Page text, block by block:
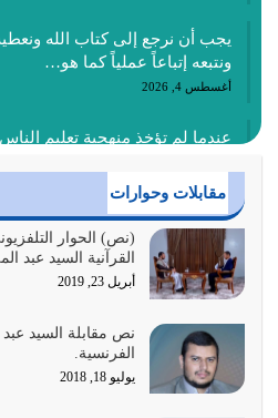
يجب أن نرجع إلى كتاب الله
ونتبعه إتباعاً عملياً كما هو…
أغسطس 4, 2026
عندما لم تؤخذ منهجية تعليم
أغسطس 3, 2026
الغاية من الصلاة هو ذكر الله
{وَأَعِدُّوا لَهُمْ مَا…
أغسطس 2, 2026
السبب الرئيسي لشقاء الأمة
لحدود الله بالإضافات للدين
أغسطس 1, 2026
مقابلات وحوارات
(نص) الحوار
القرآنية السيد عبد
أبريل 23, 2019
نص مقابلة السيد
الفرنسية.
يوليو 18, 2018